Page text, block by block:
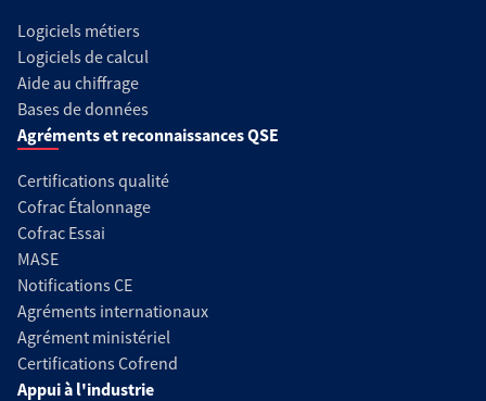
Logiciels métiers
Logiciels de calcul
Aide au chiffrage
Bases de données
Agréments et reconnaissances QSE
Certifications qualité
Cofrac Étalonnage
Cofrac Essai
MASE
Notifications CE
Agréments internationaux
Agrément ministériel
Certifications Cofrend
Appui à l'industrie